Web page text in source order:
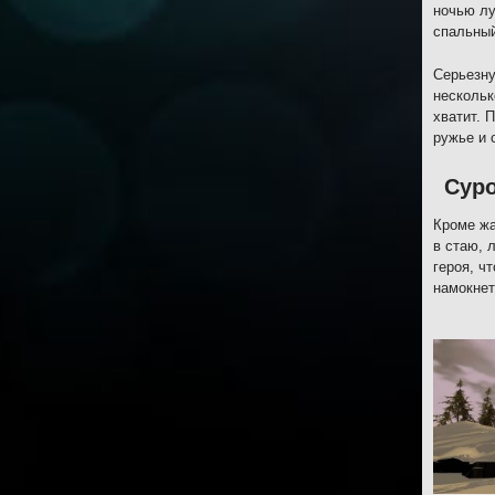
ночью
хватит.
ружье и
Кроме
в стаю,
героя,